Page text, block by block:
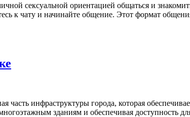
сексуальной ориентацией общаться и
к чату и начинайте общение. Этот формат
инфраструктуры города, которая
зданиям и обеспечивая доступность